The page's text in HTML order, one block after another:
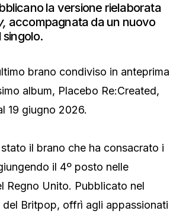
la versione rielaborata
accompagnata da un nuovo
singolo.
brano condiviso in anteprima
album, Placebo Re:Created,
19 giugno 2026.
il brano che ha consacrato i
il 4º posto nelle
Regno Unito. Pubblicato nel
del Britpop, offrì agli appassionati